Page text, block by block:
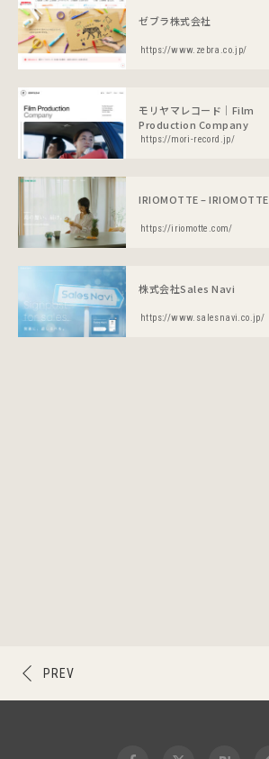
ゼブラ株式会社
https://www.zebra.co.jp/
モリヤマレコード｜Film
Production Company
https://mori-record.jp/
IRIOMOTTE – IRIOMOTTE
https://iriomotte.com/
株式会社Sales Navi
https://www.salesnavi.co.jp/
PREV